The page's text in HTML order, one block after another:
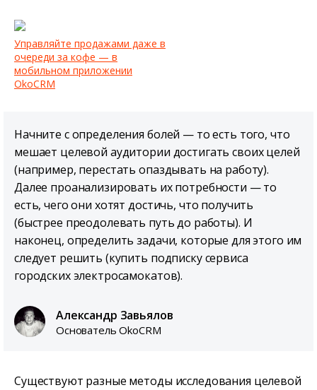
Управляйте продажами даже в
очереди за кофе — в
мобильном приложении
OkoCRM
Начните с определения болей — то есть того, что
мешает целевой аудитории достигать своих целей
(например, перестать опаздывать на работу).
Далее проанализировать их потребности — то
есть, чего они хотят достичь, что получить
(быстрее преодолевать путь до работы). И
наконец, определить задачи, которые для этого им
следует решить (купить подписку сервиса
городских электросамокатов).
Александр Завьялов
Основатель OkoCRM
Существуют разные методы исследования целевой